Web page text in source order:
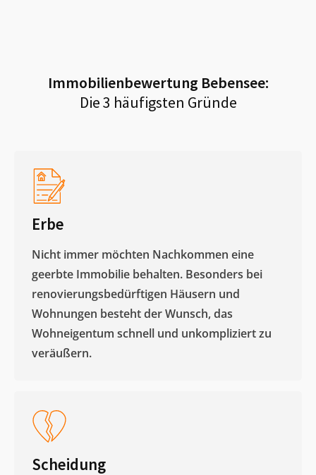
Immobilienbewertung Bebensee:
Die 3 häufigsten Gründe
Erbe
Nicht immer möchten Nachkommen eine
geerbte Immobilie behalten. Besonders bei
renovierungsbedürftigen Häusern und
Wohnungen besteht der Wunsch, das
Wohneigentum schnell und unkompliziert zu
veräußern. ​
Scheidung